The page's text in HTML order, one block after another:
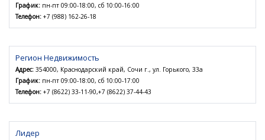
График: пн-пт 09:00-18:00, сб 10:00-16:00
Телефон: +7 (988) 162-26-18
Регион Недвижимость
Адрес: 354000, Краснодарский край, Сочи г., ул. Горького, 33а
График: пн-пт 09:00-18:00, сб 10:00-17:00
Телефон: +7 (8622) 33-11-90,+7 (8622) 37-44-43
Лидер